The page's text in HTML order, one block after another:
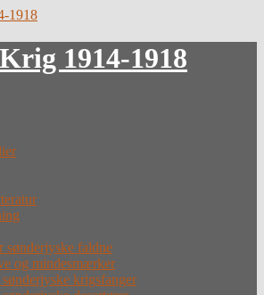
1914-1918
sønderjyske faldne
og mindesmærker
krigsfanger